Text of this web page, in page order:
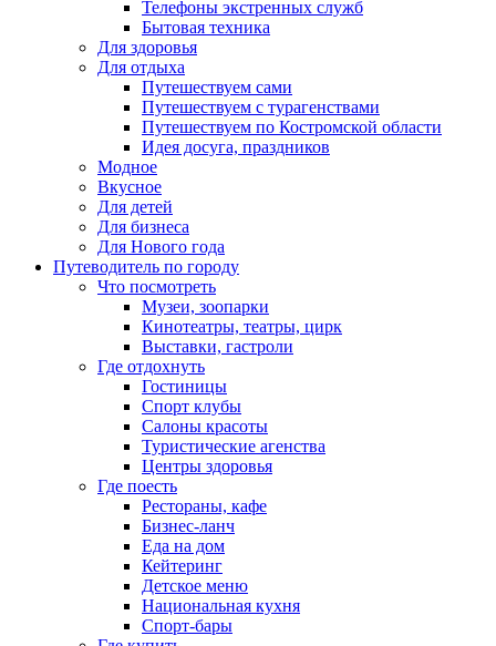
Телефоны экстренных служб
Бытовая техника
Для здоровья
Для отдыха
Путешествуем сами
Путешествуем с турагенствами
Путешествуем по Костромской области
Идея досуга, праздников
Модное
Вкусное
Для детей
Для бизнеса
Для Нового года
Путеводитель по городу
Что посмотреть
Музеи, зоопарки
Кинотеатры, театры, цирк
Выставки, гастроли
Где отдохнуть
Гостиницы
Спорт клубы
Салоны красоты
Туристические агенства
Центры здоровья
Где поесть
Рестораны, кафе
Бизнес-ланч
Еда на дом
Кейтеринг
Детское меню
Национальная кухня
Спорт-бары